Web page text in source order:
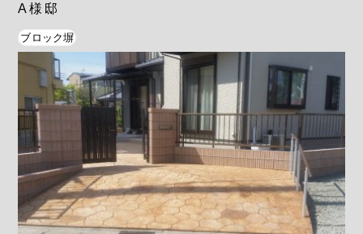
A様邸
ブロック塀